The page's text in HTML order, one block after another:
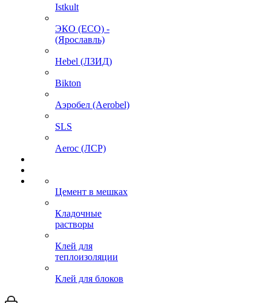
Istkult
ЭКО (ECO) -
(Ярославль)
Hebel (ЛЗИД)
Bikton
Аэробел (Aerobel)
SLS
Aeroc (ЛСР)
Цемент в мешках
Кладочные
растворы
Клей для
теплоизоляции
Клей для блоков